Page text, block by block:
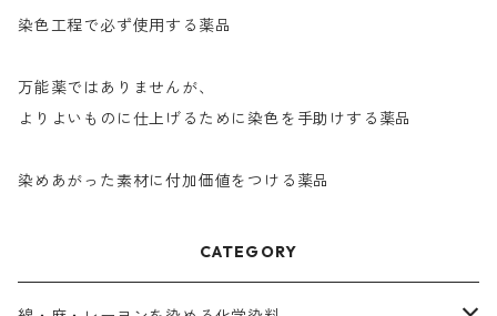
染色工程で必ず使用する薬品
万能薬ではありませんが、
よりよいものに仕上げるために染色を手助けする薬品
染めあがった素材に付加価値をつける薬品
CATEGORY